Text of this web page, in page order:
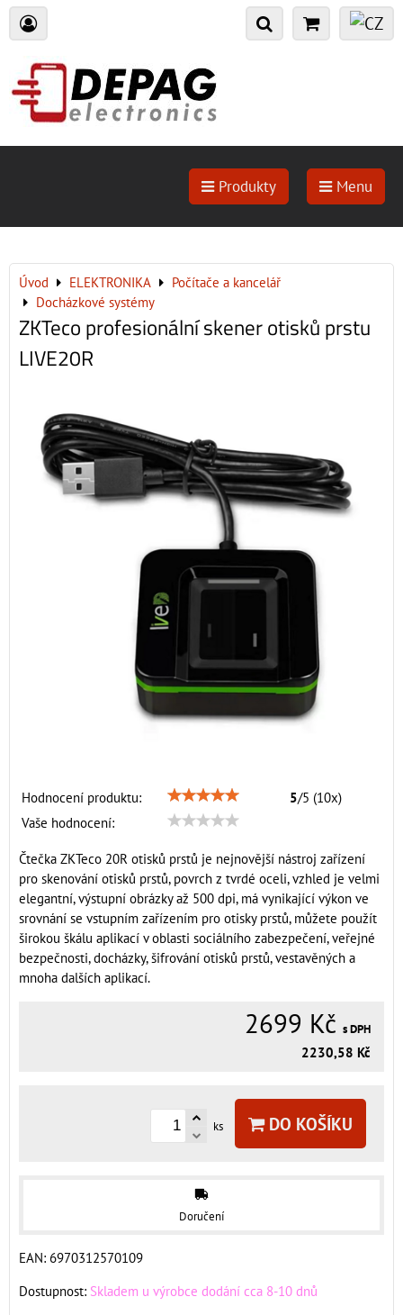
Produkty Menu
Úvod ELEKTRONIKA
Počítače a kancelář
Docházkové systémy
ZKTeco profesionální skener otisků prstu
LIVE20R
Hodnocení produktu: 5/5 (10x)
Vaše hodnocení:
Čtečka ZKTeco 20R otisků prstů je nejnovější nástroj zařízení
pro skenování otisků prstů, povrch z tvrdé oceli, vzhled je velmi
elegantní, výstupní obrázky až 500 dpi, má vynikající výkon ve
srovnání se vstupním zařízením pro otisky prstů, můžete použít
širokou škálu aplikací v oblasti sociálního zabezpečení, veřejné
bezpečnosti, docházky, šifrování otisků prstů, vestavěných a
mnoha dalších aplikací.
2699 Kč s DPH
2230,58 Kč
ks DO KOŠÍKU
Doručení
EAN: 6970312570109
Dostupnost: Skladem u výrobce dodání cca 8-10 dnů